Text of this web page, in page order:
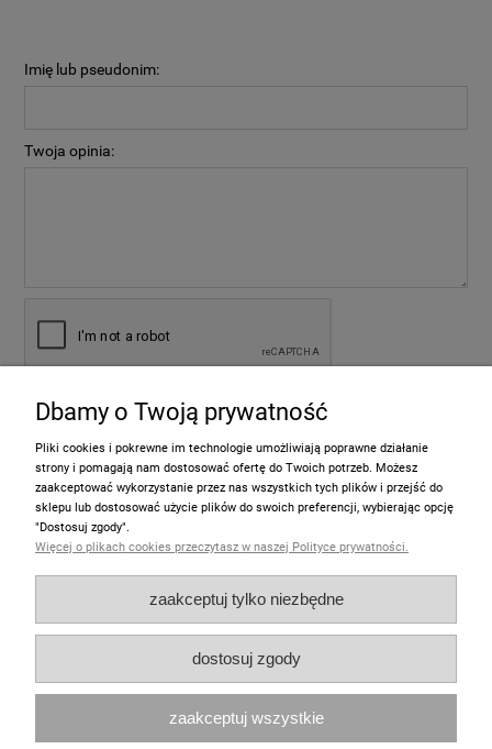
Imię lub pseudonim:
Twoja opinia:
Informacje
Moje konto
Zakupy
Polecamy
Dbamy o Twoją prywatność
Pliki cookies i pokrewne im technologie umożliwiają poprawne działanie
strony i pomagają nam dostosować ofertę do Twoich potrzeb. Możesz
zaakceptować wykorzystanie przez nas wszystkich tych plików i przejść do
sklepu lub dostosować użycie plików do swoich preferencji, wybierając opcję
"Dostosuj zgody".
Więcej o plikach cookies przeczytasz w naszej Polityce prywatności.
zaakceptuj tylko niezbędne
dostosuj zgody
zaakceptuj wszystkie